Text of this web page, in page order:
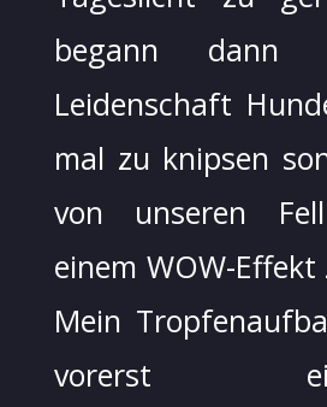
begann dann
Leidenschaft
mal zu knipsen
von unseren
einem WOW-
Mein
vorerst